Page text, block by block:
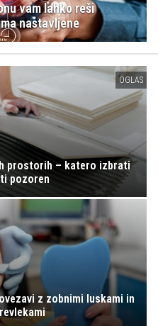
vam lahko reši
nastavljene
OGLAS
prostorih – katero izbrati
pozoren
z zobnimi luskami in